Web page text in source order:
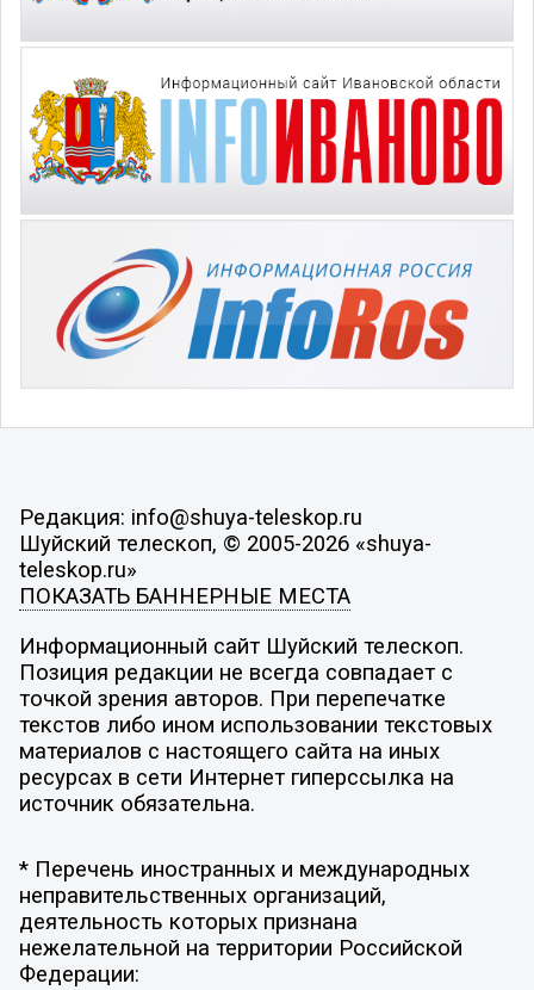
Редакция: info@shuya-teleskop.ru
Шуйский телескоп, © 2005-2026 «shuya-
teleskop.ru»
ПОКАЗАТЬ БАННЕРНЫЕ МЕСТА
Информационный сайт Шуйский телескоп.
Позиция редакции не всегда совпадает с
точкой зрения авторов. При перепечатке
текстов либо ином использовании текстовых
материалов с настоящего сайта на иных
ресурсах в сети Интернет гиперссылка на
источник обязательна.
* Перечень иностранных и международных
неправительственных организаций,
деятельность которых признана
нежелательной на территории Российской
Федерации: